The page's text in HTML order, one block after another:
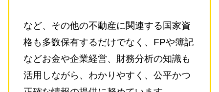
など、その他の不動産に関連する国家資
格も多数保有するだけでなく、FPや簿記
などお金や企業経営、財務分析の知識も
活用しながら、わかりやすく、公平かつ